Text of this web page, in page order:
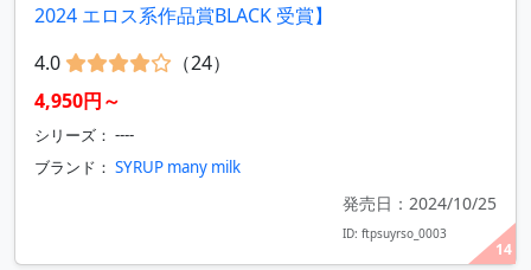
14
2024 エロス系作品賞BLACK 受賞】
4.0
（24）
4,950円～
シリーズ： ----
ブランド： SYRUP many milk
発売日：2024/10/25
ID: ftpsuyrso_0003